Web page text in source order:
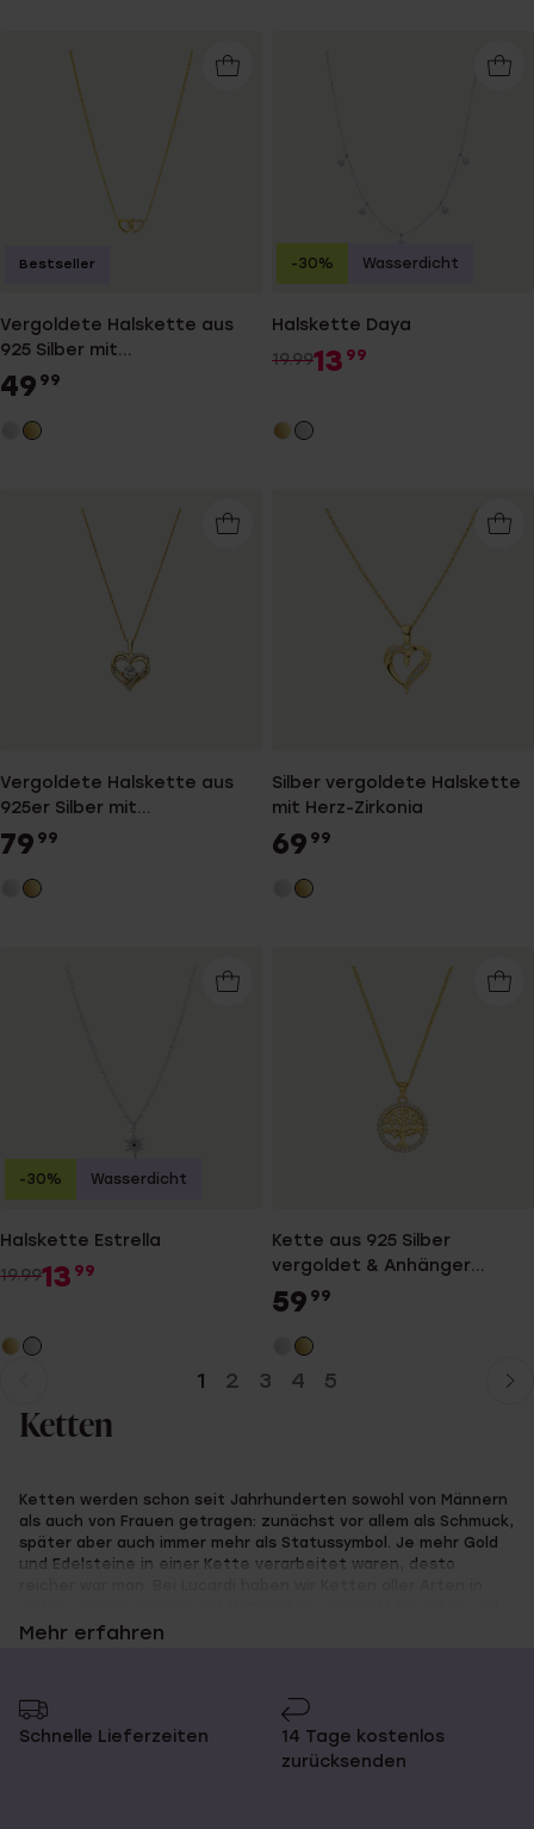
Vergoldete Halskette aus
925 Silber mit
zirkoniabesetztem
Herzanhänger
49 99
Bestseller
Halskette Daya
19.9913 99
-30% Wasserdicht
Vergoldete Halskette aus
925er Silber mit
zirkoniabesetztem Anhänger
in der Form eines doppelten
Herzens
79 99
Silber vergoldete Halskette
mit Herz-Zirkonia
69 99
Halskette Estrella
19.9913 99
-30% Wasserdicht
Kette aus 925 Silber
vergoldet & Anhänger
Lebensbaum mit Zirkonia
59 99
Seite
1 2 3 4 5
zurKetten
Ketten werden schon seit Jahrhunderten sowohl von Männern
als auch von Frauen getragen: zunächst vor allem als Schmuck,
später aber auch immer mehr als Statussymbol. Je mehr Gold
und Edelsteine in einer Kette verarbeitet waren, desto
von Leder bis Edelstahl. Coole Ketten für Männer, modische
Lass deine Kette personalisieren
Mehr erfahren
Schnelle Lieferzeiten
14 Tage kostenlos
zurücksenden